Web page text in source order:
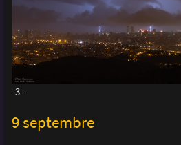
-3-
9 septembre